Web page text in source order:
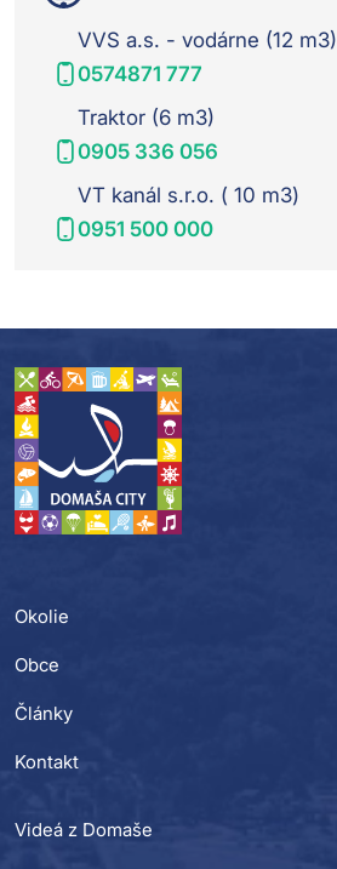
VVS a.s. - vodárne (12 m3)
0574871 777
Traktor (6 m3)
0905 336 056
VT kanál s.r.o. ( 10 m3)
0951 500 000
Okolie
Obce
Články
Kontakt
Videá z Domaše